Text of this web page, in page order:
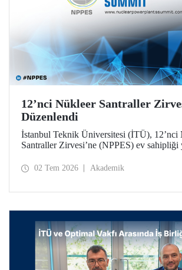
12’nci Nükleer Santraller
Düzenlendi
İstanbul Teknik Üniversitesi (İTÜ), 12’nci
Santraller Zirvesi’ne (NPPES) ev sahipliği
Hedeflerini Güçlendirmek” temalı zirvede
02 Tem 2026 Akademik